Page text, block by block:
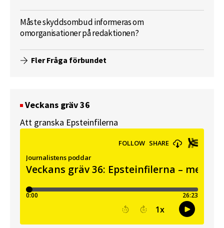
Måste skyddsombud informeras om
omorganisationer på redaktionen?
Fler Fråga förbundet
Veckans gräv 36
Att granska Epsteinfilerna